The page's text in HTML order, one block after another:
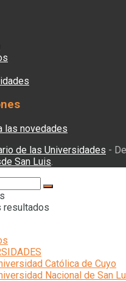
las novedades
de las Universidades -
San Luis.
resultados
Católica de Cuyo
Nacional de San